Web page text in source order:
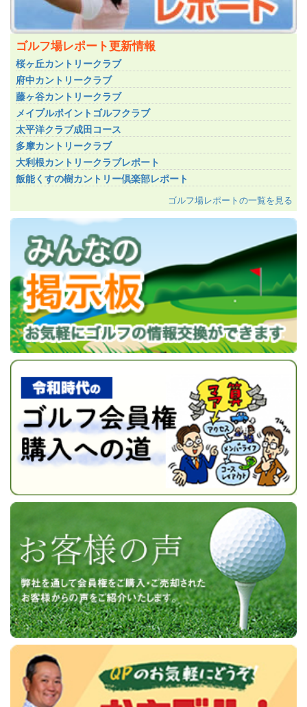
ゴルフ場レポート更新情報
桜ヶ丘カントリークラブ
府中カントリークラブ
藤ヶ谷カントリークラブ
メイプルポイントゴルフクラブ
太平洋クラブ成田コース
多摩カントリークラブ
大利根カントリークラブレポート
飯能くすの樹カントリー倶楽部レポート
ゴルフ場レポートの一覧を見る